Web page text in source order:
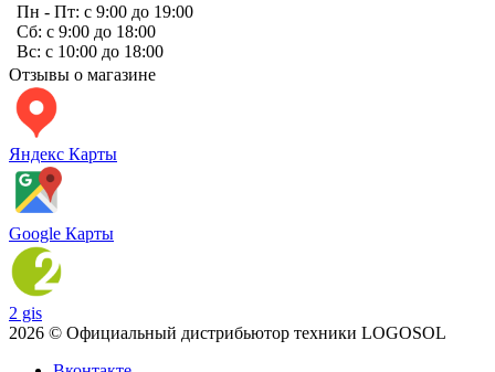
Пн - Пт: с 9:00 до 19:00
Сб: с 9:00 до 18:00
Вс: с 10:00 до 18:00
Отзывы о магазине
Яндекс Карты
Google Карты
2 gis
2026 © Официальный дистрибьютор техники LOGOSOL